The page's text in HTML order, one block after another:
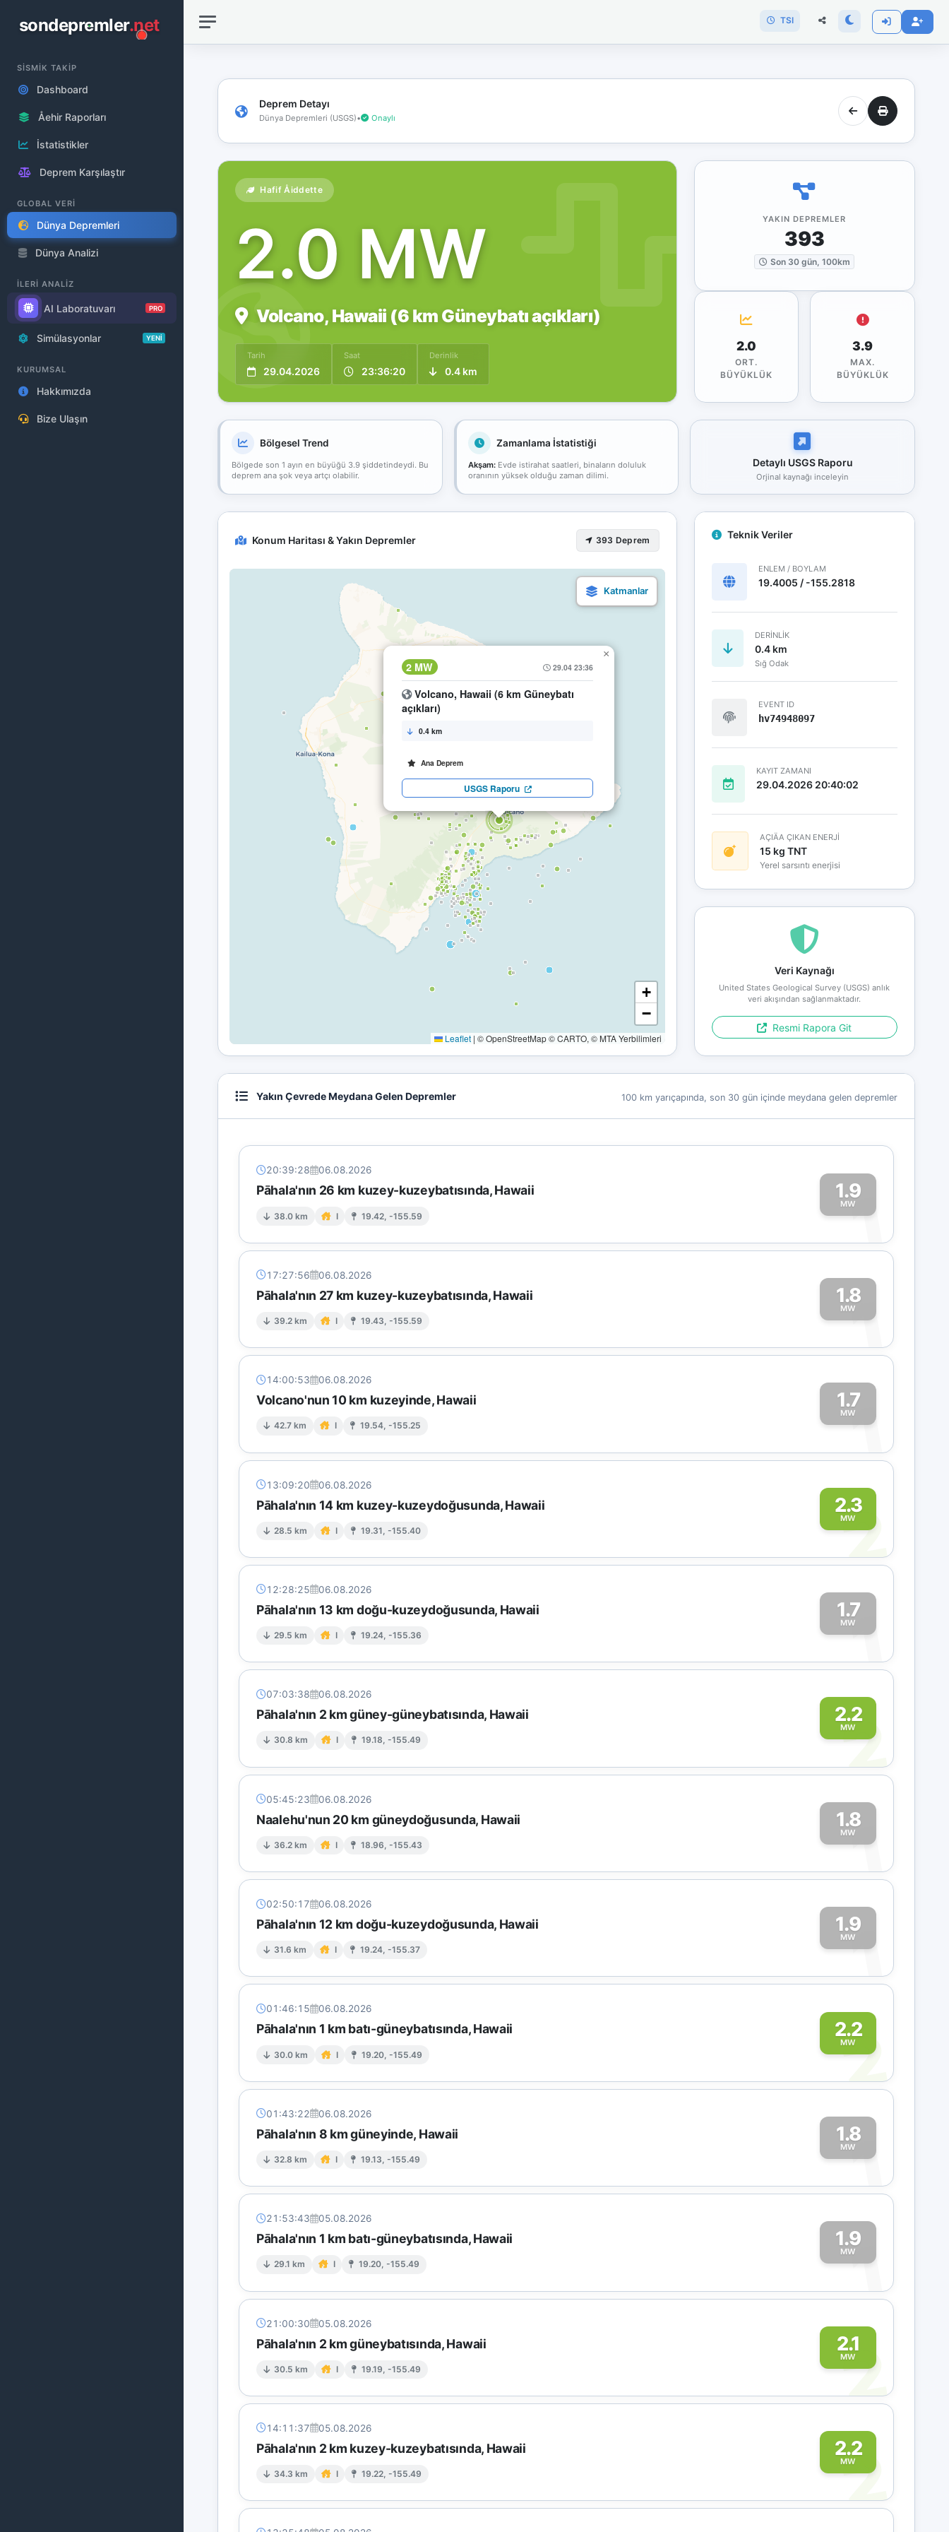
sondepremler.net
SİSMİK TAKİP
Dashboard
Åehir Raporları
İstatistikler
Deprem Karşılaştır
GLOBAL VERİ
Dünya Depremleri
Dünya Analizi
İLERİ ANALİZ
AI Laboratuvarı PRO
Simülasyonlar YENİ
KURUMSAL
Hakkımızda
Bize Ulaşın
TSI
Deprem Detayı
Dünya Depremleri (USGS)• Onaylı
Hafif Åiddette
2.0 MW
Volcano, Hawaii (6 km Güneybatı açıkları)
Tarih
29.04.2026
Saat
23:36:20
Derinlik
0.4 km
YAKIN DEPREMLER
393
Son 30 gün, 100km
2.0
ORT.
BÜYÜKLÜK
3.9
MAX.
BÜYÜKLÜK
Bölgesel Trend
Bölgede son 1 ayın en büyüğü 3.9 şiddetindeydi. Bu
deprem ana şok veya artçı olabilir.
Zamanlama İstatistiği
Akşam:Evde istirahat saatleri, binaların doluluk
oranının yüksek olduğu zaman dilimi.
Detaylı USGS Raporu
Orjinal kaynağı inceleyin
Konum Haritası & Yakın Depremler 393 Deprem
2 MW 29.04 23:36
Volcano, Hawaii (6 km Güneybatı
açıkları)
0.4 km
Ana Deprem
USGS Raporu
×
+
−
Leaflet | © OpenStreetMap © CARTO, © MTA Yerbilimleri
Teknik Veriler
ENLEM / BOYLAM
19.4005 / -155.2818
DERINLIK
0.4 km
Sığ Odak
EVENT ID
hv74948097
KAYIT ZAMANI
29.04.2026 20:40:02
AÇIÄA ÇIKAN ENERJİ
15 kg TNT
Yerel sarsıntı enerjisi
Veri Kaynağı
United States Geological Survey (USGS) anlık
veri akışından sağlanmaktadır.
Resmi Rapora Git
Yakın Çevrede Meydana Gelen Depremler 100 km yarıçapında, son 30 gün içinde meydana gelen depremler
20:39:28 06.08.2026
Pāhala'nın 26 km kuzey-kuzeybatısında, Hawaii
38.0 km I 19.42, -155.59
1.9
MW
1
17:27:56 06.08.2026
Pāhala'nın 27 km kuzey-kuzeybatısında, Hawaii
39.2 km I 19.43, -155.59
1.8
MW
1
14:00:53 06.08.2026
Volcano'nun 10 km kuzeyinde, Hawaii
42.7 km I 19.54, -155.25
1.7
MW
1
13:09:20 06.08.2026
Pāhala'nın 14 km kuzey-kuzeydoğusunda, Hawaii
28.5 km I 19.31, -155.40
2.3
MW
2
12:28:25 06.08.2026
Pāhala'nın 13 km doğu-kuzeydoğusunda, Hawaii
29.5 km I 19.24, -155.36
1.7
MW
1
07:03:38 06.08.2026
Pāhala'nın 2 km güney-güneybatısında, Hawaii
30.8 km I 19.18, -155.49
2.2
MW
2
05:45:23 06.08.2026
Naalehu'nun 20 km güneydoğusunda, Hawaii
36.2 km I 18.96, -155.43
1.8
MW
1
02:50:17 06.08.2026
Pāhala'nın 12 km doğu-kuzeydoğusunda, Hawaii
31.6 km I 19.24, -155.37
1.9
MW
1
01:46:15 06.08.2026
Pāhala'nın 1 km batı-güneybatısında, Hawaii
30.0 km I 19.20, -155.49
2.2
MW
2
01:43:22 06.08.2026
Pāhala'nın 8 km güneyinde, Hawaii
32.8 km I 19.13, -155.49
1.8
MW
1
21:53:43 05.08.2026
Pāhala'nın 1 km batı-güneybatısında, Hawaii
29.1 km I 19.20, -155.49
1.9
MW
1
21:00:30 05.08.2026
Pāhala'nın 2 km güneybatısında, Hawaii
30.5 km I 19.19, -155.49
2.1
MW
2
14:11:37 05.08.2026
Pāhala'nın 2 km kuzey-kuzeybatısında, Hawaii
34.3 km I 19.22, -155.49
2.2
MW
2
bağlantınız